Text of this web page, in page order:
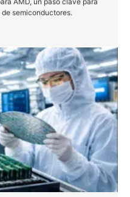
semiconductores.